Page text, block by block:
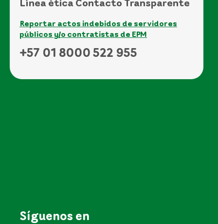
Línea ética Contacto Transparente
Reportar actos indebidos de servidores
públicos y/o contratistas de EPM
+57 01 8000 522 955
Síguenos en